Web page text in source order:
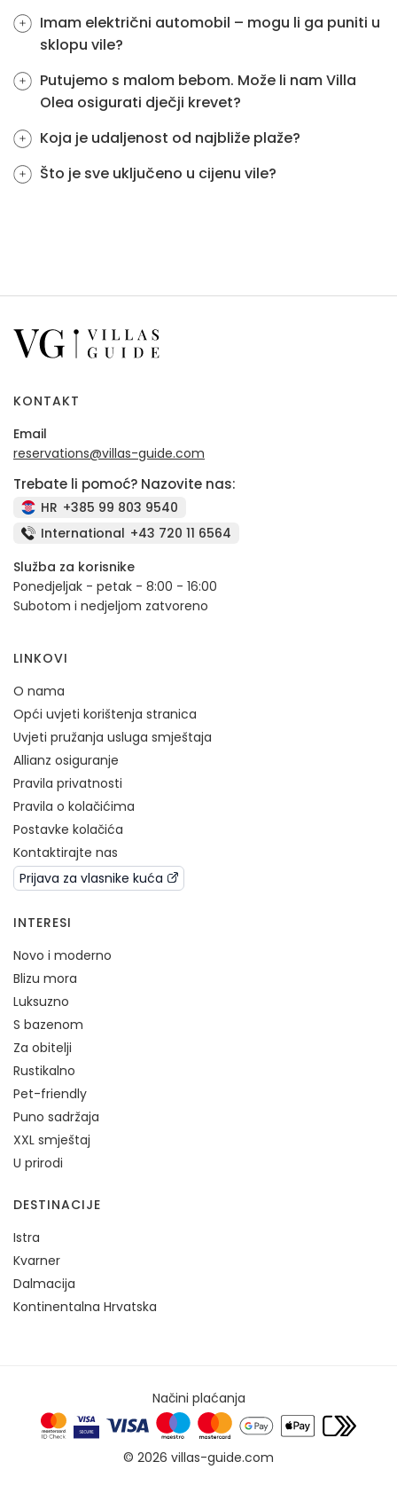
Imam električni automobil – mogu li ga puniti u
sklopu vile?
Putujemo s malom bebom. Može li nam Villa
Olea osigurati dječji krevet?
Koja je udaljenost od najbliže plaže?
Što je sve uključeno u cijenu vile?
KONTAKT
Email
reservations@villas-guide.com
Trebate li pomoć? Nazovite nas:
HR +385 99 803 9540
International +43 720 11 6564
Služba za korisnike
Ponedjeljak - petak - 8:00 - 16:00
Subotom i nedjeljom zatvoreno
LINKOVI
O nama
Opći uvjeti korištenja stranica
Uvjeti pružanja usluga smještaja
Allianz osiguranje
Pravila privatnosti
Pravila o kolačićima
Postavke kolačića
Kontaktirajte nas
Prijava za vlasnike kuća
INTERESI
Novo i moderno
Blizu mora
Luksuzno
S bazenom
Za obitelji
Rustikalno
Pet-friendly
Puno sadržaja
XXL smještaj
U prirodi
DESTINACIJE
Istra
Kvarner
Dalmacija
Kontinentalna Hrvatska
Načini plaćanja
© 2026 villas-guide.com